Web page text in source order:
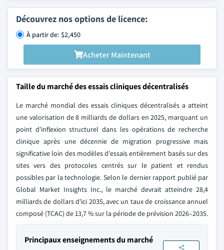
Découvrez nos options de licence:
À partir de: $2,450
Acheter Maintenant
Taille du marché des essais cliniques décentralisés
Le marché mondial des essais cliniques décentralisés a atteint
une valorisation de 8 milliards de dollars en 2025, marquant un
point d'inflexion structurel dans les opérations de recherche
clinique après une décennie de migration progressive mais
significative loin des modèles d'essais entièrement basés sur des
sites vers des protocoles centrés sur le patient et rendus
possibles par la technologie. Selon le dernier rapport publié par
Global Market Insights Inc., le marché devrait atteindre 28,4
milliards de dollars d'ici 2035, avec un taux de croissance annuel
composé (TCAC) de 13,7 % sur la période de prévision 2026–2035.
Principaux enseignements du marché